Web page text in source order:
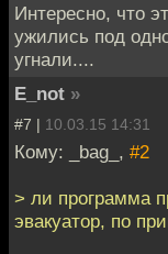
Интересно, что
ужились под
угнали....
E_not »
#7 | 10.03.15 14:31
Кому: _bag_, #2
> ли программа
эвакуатор, по